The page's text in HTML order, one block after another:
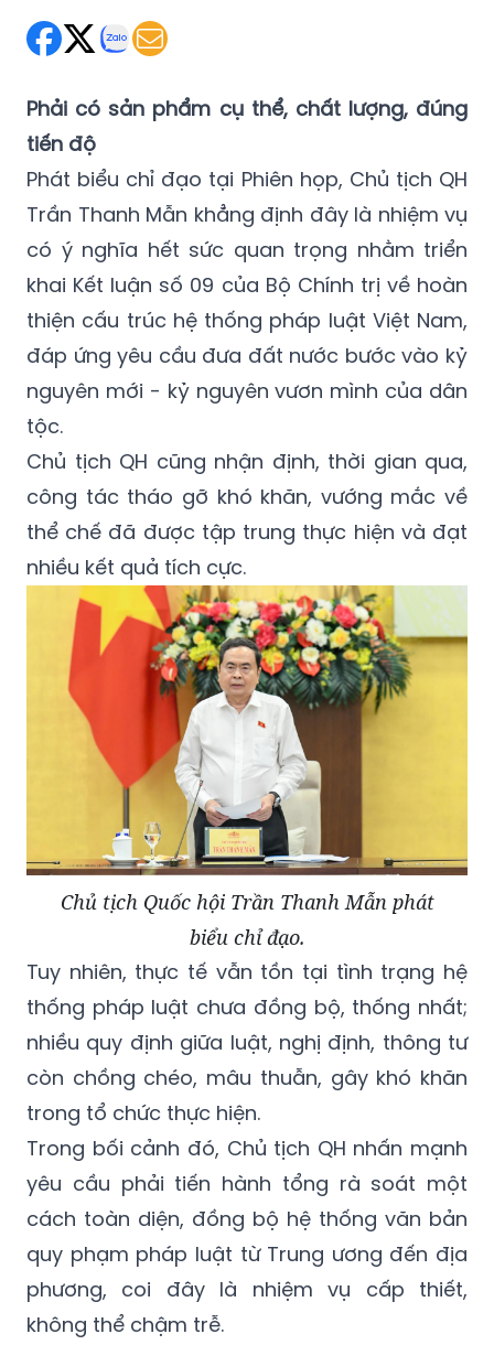
Phải có sản phẩm cụ thể, chất lượng, đúng
tiến độ
Phát biểu chỉ đạo tại Phiên họp, Chủ tịch QH
Trần Thanh Mẫn khẳng định đây là nhiệm vụ
có ý nghĩa hết sức quan trọng nhằm triển
khai Kết luận số 09 của Bộ Chính trị về hoàn
thiện cấu trúc hệ thống pháp luật Việt Nam,
đáp ứng yêu cầu đưa đất nước bước vào kỷ
nguyên mới - kỷ nguyên vươn mình của dân
tộc.
Chủ tịch QH cũng nhận định, thời gian qua,
công tác tháo gỡ khó khăn, vướng mắc về
thể chế đã được tập trung thực hiện và đạt
nhiều kết quả tích cực.
Chủ tịch Quốc hội Trần Thanh Mẫn phát
biểu chỉ đạo.
Tuy nhiên, thực tế vẫn tồn tại tình trạng hệ
thống pháp luật chưa đồng bộ, thống nhất;
nhiều quy định giữa luật, nghị định, thông tư
còn chồng chéo, mâu thuẫn, gây khó khăn
trong tổ chức thực hiện.
Trong bối cảnh đó, Chủ tịch QH nhấn mạnh
yêu cầu phải tiến hành tổng rà soát một
cách toàn diện, đồng bộ hệ thống văn bản
quy phạm pháp luật từ Trung ương đến địa
phương, coi đây là nhiệm vụ cấp thiết,
không thể chậm trễ.